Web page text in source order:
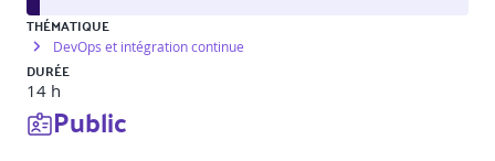
THÉMATIQUE
DevOps et intégration continue
DURÉE
14 h
Public